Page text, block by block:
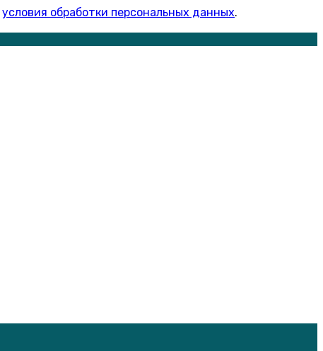
условия обработки персональных данных.